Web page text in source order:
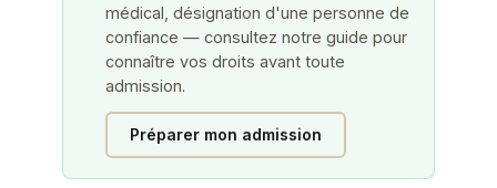
médical, désignation d'une personne de
confiance — consultez notre guide pour
connaître vos droits avant toute
admission.
Préparer mon admission